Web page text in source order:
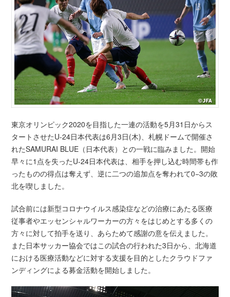
東京オリンピック2020を目指した一連の活動を5月31日からス
タートさせたU-24日本代表は6月3日(木)、札幌ドームで開催さ
れたSAMURAI BLUE（日本代表）との一戦に臨みました。開始
早々に1点を失ったU-24日本代表は、相手を押し込む時間帯も作
ったものの得点は奪えず、逆に二つの追加点を奪われて0−3の敗
北を喫しました。
試合前には新型コロナウイルス感染症などの治療にあたる医療
従事者やエッセンシャルワーカーの方々をはじめとする多くの
方々に対して拍手を送り、あらためて感謝の意を伝えました。
また日本サッカー協会ではこの試合の行われた3日から、北海道
における医療活動などに対する支援を目的としたクラウドファ
ンディングによる募金活動を開始しました。